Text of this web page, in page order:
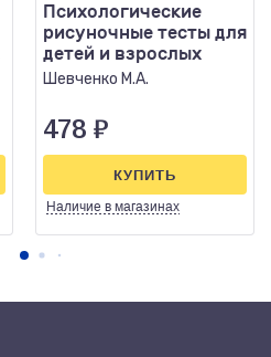
Психологические
рисуночные тесты для
детей и взрослых
Шевченко М.А.
478 ₽
Наличие в магазинах
КУПИТЬ